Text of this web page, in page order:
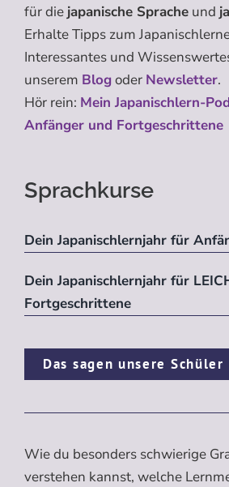
für die japanische Sprache und
Erhalte Tipps zum
Interessantes und
unserem Blogoder Newsletter.
Hör rein: Mein Japanischlern-
Anfänger und Fortgeschrittene
Sprachkurse
Dein Japanischlernjahr für
Dein Japanischlernjahr für
Fortgeschrittene
Das sagen unsere Schüler
Wie du besonders schwierige
verstehen kannst, welche